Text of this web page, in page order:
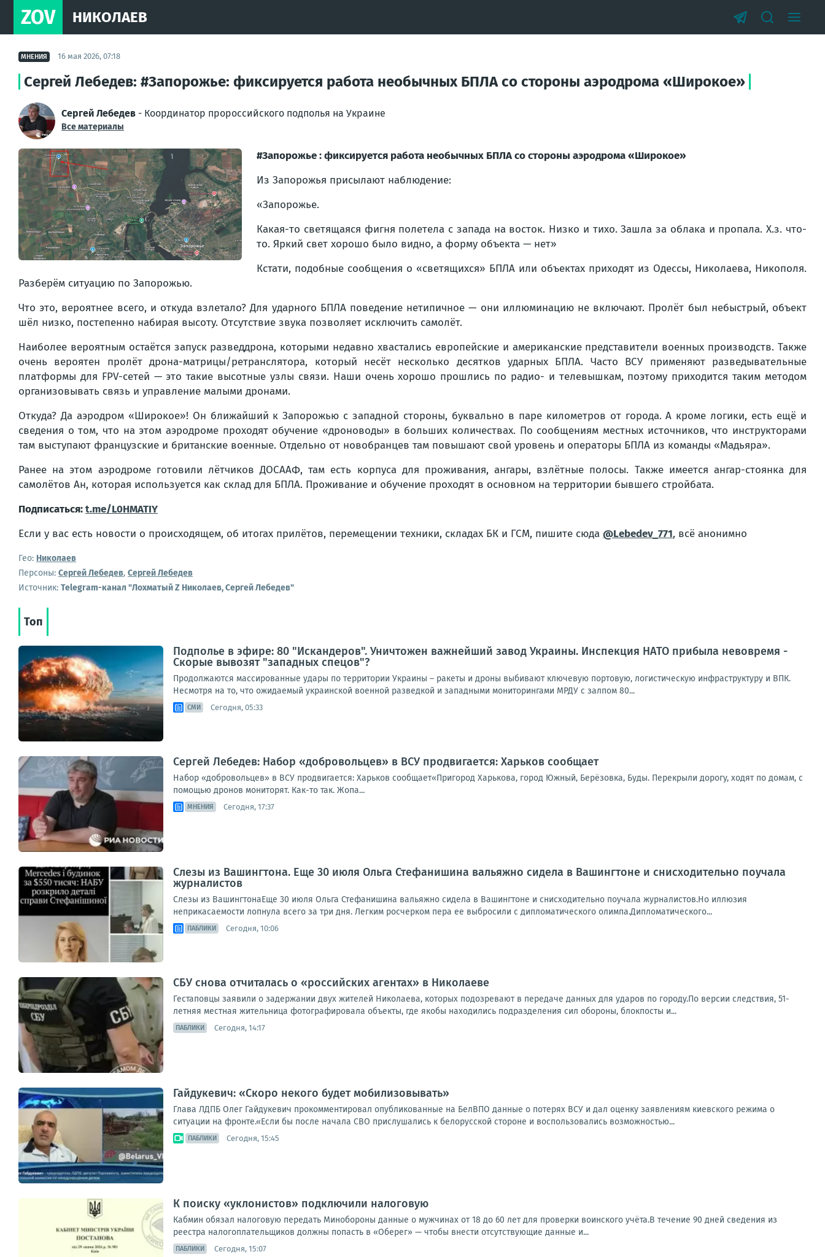
ZOV НИКОЛАЕВ
МНЕНИЯ 16 мая 2026, 07:18
Сергей Лебедев: #Запорожье: фиксируется работа необычных БПЛА со стороны аэродрома «Широкое»
Сергей Лебедев - Координатор пророссийского подполья на Украине
Все материалы
#Запорожье : фиксируется работа необычных БПЛА со стороны аэродрома «Широкое»
Из Запорожья присылают наблюдение:
«Запорожье.
Какая-то светящаяся фигня полетела с запада на восток. Низко и тихо. Зашла за облака и пропала. Х.з. что-
то. Яркий свет хорошо было видно, а форму объекта — нет»
Кстати, подобные сообщения о «светящихся» БПЛА или объектах приходят из Одессы, Николаева, Никополя.
Разберём ситуацию по Запорожью.
Что это, вероятнее всего, и откуда взлетало? Для ударного БПЛА поведение нетипичное — они иллюминацию не включают. Пролёт был небыстрый, объект
шёл низко, постепенно набирая высоту. Отсутствие звука позволяет исключить самолёт.
Наиболее вероятным остаётся запуск разведдрона, которыми недавно хвастались европейские и американские представители военных производств. Также
очень вероятен пролёт дрона-матрицы/ретранслятора, который несёт несколько десятков ударных БПЛА. Часто ВСУ применяют разведывательные
платформы для FPV-сетей — это такие высотные узлы связи. Наши очень хорошо прошлись по радио- и телевышкам, поэтому приходится таким методом
организовывать связь и управление малыми дронами.
Откуда? Да аэродром «Широкое»! Он ближайший к Запорожью с западной стороны, буквально в паре километров от города. А кроме логики, есть ещё и
сведения о том, что на этом аэродроме проходят обучение «дроноводы» в больших количествах. По сообщениям местных источников, что инструкторами
там выступают французские и британские военные. Отдельно от новобранцев там повышают свой уровень и операторы БПЛА из команды «Мадьяра».
Ранее на этом аэродроме готовили лётчиков ДОСААФ, там есть корпуса для проживания, ангары, взлётные полосы. Также имеется ангар-стоянка для
самолётов Ан, которая используется как склад для БПЛА. Проживание и обучение проходят в основном на территории бывшего стройбата.
Подписаться:t.me/L0HMATIY
Если у вас есть новости о происходящем, об итогах прилётов, перемещении техники, складах БК и ГСМ, пишите сюда @Lebedev_771, всё анонимно
Гео: Николаев
Персоны: Сергей Лебедев, Сергей Лебедев
Источник: Telegram-канал "Лохматый Z Николаев, Сергей Лебедев"
Топ
Подполье в эфире: 80 "Искандеров". Уничтожен важнейший завод Украины. Инспекция НАТО прибыла невовремя -
Скорые вывозят "западных спецов"?
Продолжаются массированные удары по территории Украины – ракеты и дроны выбивают ключевую портовую, логистическую инфраструктуру и ВПК.
Несмотря на то, что ожидаемый украинской военной разведкой и западными мониторингами МРДУ с залпом 80...
СМИ Сегодня, 05:33
Сергей Лебедев: Набор «добровольцев» в ВСУ продвигается: Харьков сообщает
Набор «добровольцев» в ВСУ продвигается: Харьков сообщает«Пригород Харькова, город Южный, Берёзовка, Буды. Перекрыли дорогу, ходят по домам, с
помощью дронов мониторят. Как-то так. Жопа...
МНЕНИЯ Сегодня, 17:37
Слезы из Вашингтона. Еще 30 июля Ольга Стефанишина вальяжно сидела в Вашингтоне и снисходительно поучала
журналистов
Слезы из ВашингтонаЕще 30 июля Ольга Стефанишина вальяжно сидела в Вашингтоне и снисходительно поучала журналистов.Но иллюзия
неприкасаемости лопнула всего за три дня. Легким росчерком пера ее выбросили с дипломатического олимпа.Дипломатического...
ПАБЛИКИ Сегодня, 10:06
СБУ снова отчиталась о «российских агентах» в Николаеве
Гестаповцы заявили о задержании двух жителей Николаева, которых подозревают в передаче данных для ударов по городу.По версии следствия, 51-
летняя местная жительница фотографировала объекты, где якобы находились подразделения сил обороны, блокпосты и...
ПАБЛИКИ Сегодня, 14:17
Гайдукевич: «Скоро некого будет мобилизовывать»
Глава ЛДПБ Олег Гайдукевич прокомментировал опубликованные на БелВПО данные о потерях ВСУ и дал оценку заявлениям киевского режима о
ситуации на фронте.«Если бы после начала СВО прислушались к белорусской стороне и воспользовались возможностью...
ПАБЛИКИ Сегодня, 15:45
К поиску «уклонистов» подключили налоговую
Кабмин обязал налоговую передать Минобороны данные о мужчинах от 18 до 60 лет для проверки воинского учёта.В течение 90 дней сведения из
реестра налогоплательщиков должны попасть в «Оберег» — чтобы внести отсутствующие данные и...
ПАБЛИКИ Сегодня, 15:07